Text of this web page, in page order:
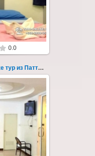
0.0
Ко Самет отель Sea Breeze тур из Паттайи фото 130
из Паттайи, с
на пляже Ао
130